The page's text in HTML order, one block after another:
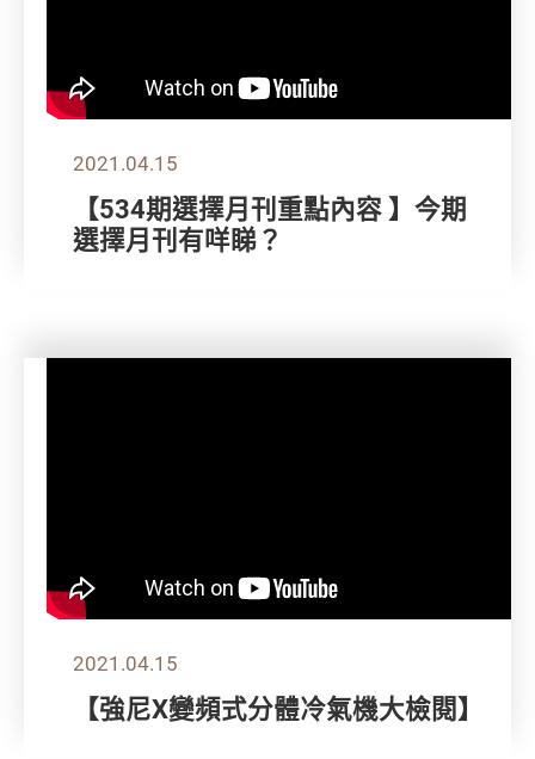
2021.04.15
【534期選擇月刊重點內容 】今期
選擇月刊有咩睇？
2021.04.15
【強尼X變頻式分體冷氣機大檢閱】